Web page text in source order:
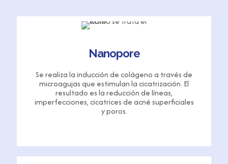
Nanopore
Se realiza la inducción de colágeno a través de
microagujas que estimulan la cicatrización. El
resultado es la reducción de líneas,
imperfecciones, cicatrices de acné superficiales
y poros.